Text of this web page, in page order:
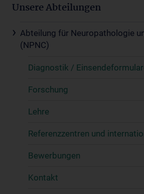
Unsere Abteilungen
Abteilung für Neuropathologie
(NPNC)
Diagnostik /
Forschung
Lehre
Referenzzentren und
Bewerbungen
Kontakt